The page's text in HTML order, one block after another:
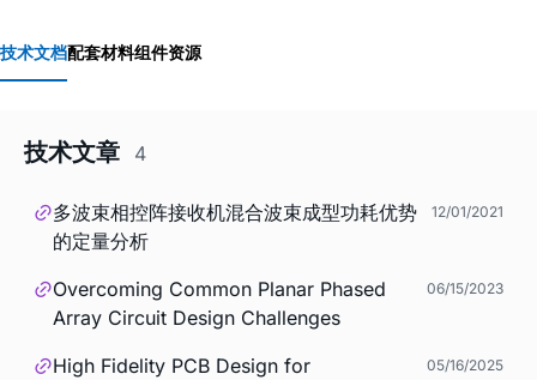
技术文档配套材料组件资源
技术文章 4
多波束相控阵接收机混合波束成型功耗优势
的定量分析
12/01/2021
Overcoming Common Planar Phased
Array Circuit Design Challenges
06/15/2023
High Fidelity PCB Design for
05/16/2025